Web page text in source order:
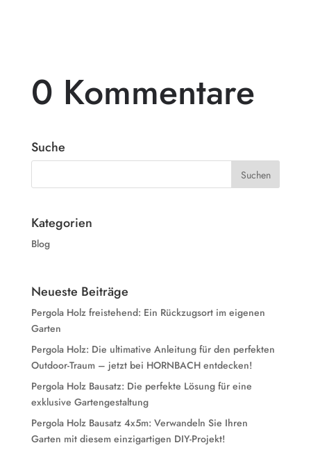
0 Kommentare
Suche
Kategorien
Blog
Neueste Beiträge
Pergola Holz freistehend: Ein Rückzugsort im eigenen
Garten
Pergola Holz: Die ultimative Anleitung für den perfekten
Outdoor-Traum – jetzt bei HORNBACH entdecken!
Pergola Holz Bausatz: Die perfekte Lösung für eine
exklusive Gartengestaltung
Pergola Holz Bausatz 4x5m: Verwandeln Sie Ihren
Garten mit diesem einzigartigen DIY-Projekt!